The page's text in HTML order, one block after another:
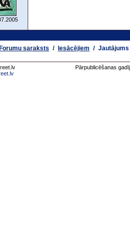
Forumu saraksts / Iesācējiem /
Pārpublicēšanas